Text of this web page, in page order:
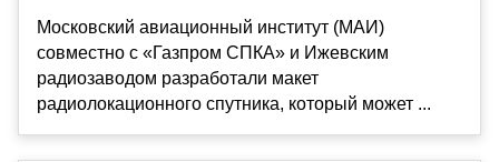
Московский авиационный институт (МАИ)
совместно с «Газпром СПКА» и Ижевским
радиозаводом разработали макет
радиолокационного спутника, который может ...